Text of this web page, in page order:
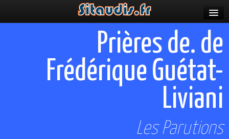
Poèmes et fictions
Prières de. de
Frédérique Guétat-
Liviani
Les Parutions